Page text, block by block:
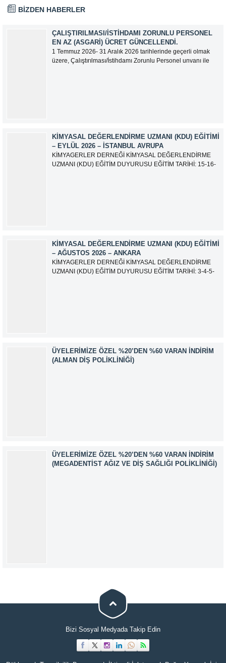
BİZDEN HABERLER
ÇALIŞTIRILMASI/İSTIHDAMI ZORUNLU PERSONEL
EN AZ (ASGARI) ÜCRET GÜNCELLENDI.
1 Temmuz 2026- 31 Aralık 2026 tarihlerinde geçerli olmak
üzere, Çalıştırılması/İstihdamı Zorunlu Personel unvanı ile
KIMYASAL DEĞERLENDIRME UZMANI (KDU) EĞITIMI
– EYLÜL 2026 – İSTANBUL AVRUPA
KİMYAGERLER DERNEĞİ KİMYASAL DEĞERLENDİRME
UZMANI (KDU) EĞİTİM DUYURUSU EĞİTİM TARİHİ: 15-16-
KIMYASAL DEĞERLENDIRME UZMANI (KDU) EĞITIMI
– AĞUSTOS 2026 – ANKARA
KİMYAGERLER DERNEĞİ KİMYASAL DEĞERLENDİRME
UZMANI (KDU) EĞİTİM DUYURUSU EĞİTİM TARİHİ: 3-4-5-
ÜYELERIMIZE ÖZEL %20’DEN %60 VARAN İNDIRIM
(ALMAN DIŞ POLIKLINIĞI)
ÜYELERIMIZE ÖZEL %20’DEN %60 VARAN İNDIRIM
(MEGADENTIST AĞIZ VE DIŞ SAĞLIĞI POLIKLINIĞI)
Bizi Sosyal Medyada Takip Edin